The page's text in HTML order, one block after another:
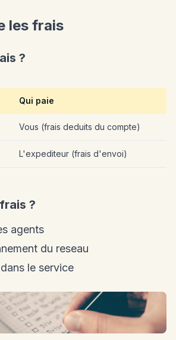
les frais
?
Qui paie
Vous (frais deduits du compte)
L'expediteur (frais d'envoi)
?
agents
du reseau
le service